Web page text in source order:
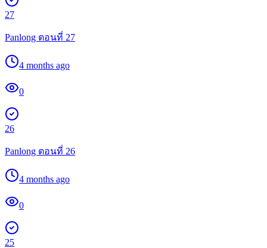
27
Panlong ตอนที่ 27
4 months ago
0
26
Panlong ตอนที่ 26
4 months ago
0
25